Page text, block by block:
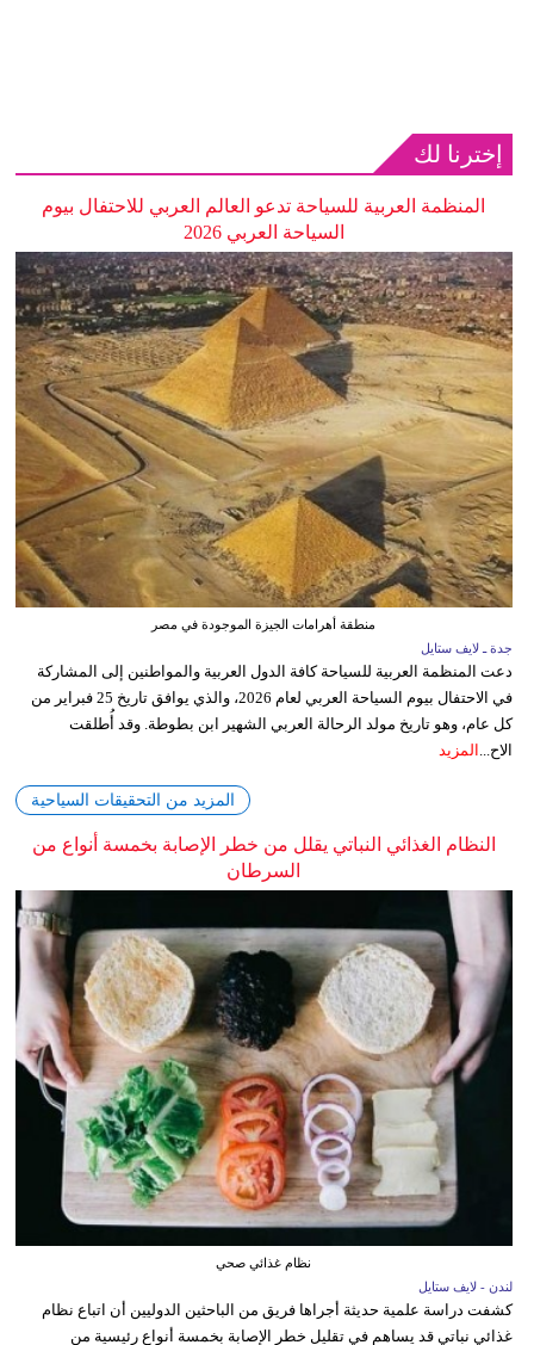
إخترنا لك
المنظمة العربية للسياحة تدعو العالم العربي للاحتفال بيوم
السياحة العربي 2026
منطقة أهرامات الجيزة الموجودة في مصر
جدة ـ لايف ستايل
دعت المنظمة العربية للسياحة كافة الدول العربية والمواطنين إلى المشاركة
في الاحتفال بيوم السياحة العربي لعام 2026، والذي يوافق تاريخ 25 فبراير من
كل عام، وهو تاريخ مولد الرحالة العربي الشهير ابن بطوطة. وقد أُطلقت
الاح... المزيد
المزيد من التحقيقات السياحية
النظام الغذائي النباتي يقلل من خطر الإصابة بخمسة أنواع من
السرطان
نظام غذائي صحي
لندن - لايف ستايل
كشفت دراسة علمية حديثة أجراها فريق من الباحثين الدوليين أن اتباع نظام
غذائي نباتي قد يساهم في تقليل خطر الإصابة بخمسة أنواع رئيسية من